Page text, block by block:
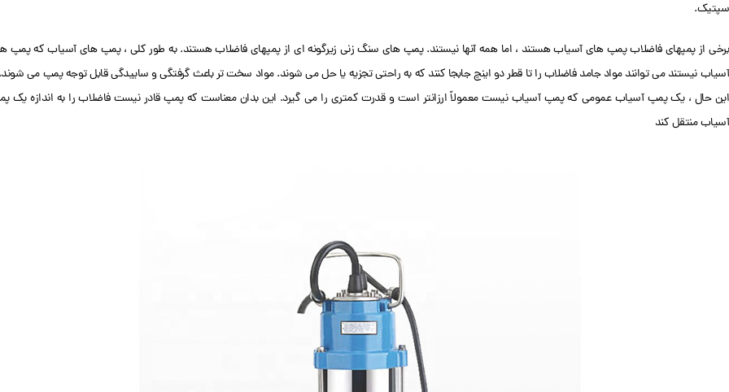
سپتیک.
برخی از پمپهای فاضلاب پمپ های آسیاب هستند ، اما همه آنها نیستند. پمپ های سنگ زنی زیرگونه ای از پمپهای فاضلاب هستند. به طور کلی ، پمپ های آسیاب که پمپ
آسیاب نیستند می توانند مواد جامد فاضلاب را تا قطر دو اینچ جابجا کنند که به راحتی تجزیه یا حل می شوند. مواد سخت تر باعث گرفتگی و ساییدگی قابل توجه پمپ می شوند.
این حال ، یک پمپ آسیاب عمومی که پمپ آسیاب نیست معمولاً ارزانتر است و قدرت کمتری را می گیرد. این بدان معناست که پمپ قادر نیست فاضلاب را به اندازه یک
آسیاب منتقل کند